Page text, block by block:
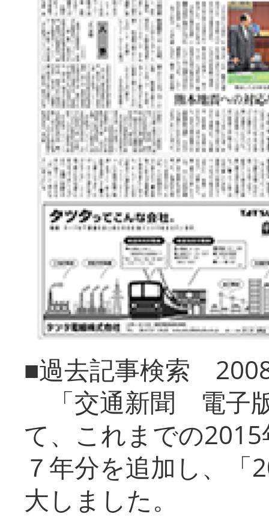
■過去記事検索
「交通新聞 電子
て、これまでの
７年分を追加し、「
大しまし